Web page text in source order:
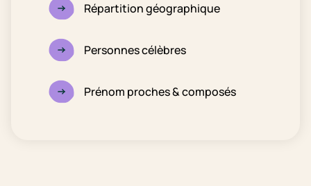
Répartition géographique
Personnes célèbres
Prénom proches & composés